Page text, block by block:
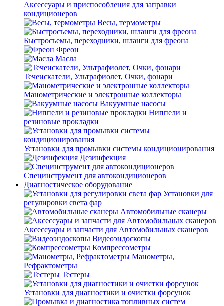
Аксессуары и приспособления для заправки
кондиционеров
Весы, термометры
Быстросъемы, переходники, шланги для фреона
Фреон
Масла
Течеискатели, Ультрафиолет, Очки, фонари
Манометрические и электронные коллекторы
Вакуумные насосы
Ниппели и
резиновые прокладки
Установки для промывки системы кондиционирования
Дезинфекция
Специнструмент для автокондиционеров
Диагностическое оборудование
Установки для
регулировки света фар
Автомобильные сканеры
Аксессуары и запчасти для Автомобильных сканеров
Видеоэндоскопы
Компрессометры
Манометры,
Рефрактометры
Тестеры
Установки для диагностики и очистки форсунок